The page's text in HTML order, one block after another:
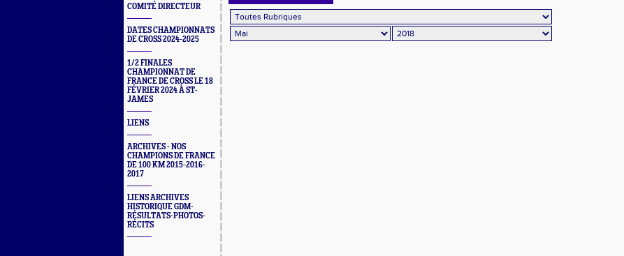
COMITÉ DIRECTEUR
DATES CHAMPIONNATS
DE CROSS 2024-2025
1/2 FINALES
CHAMPIONNAT DE
FRANCE DE CROSS LE 18
FÉVRIER 2024 À ST-
JAMES
LIENS
ARCHIVES - NOS
CHAMPIONS DE FRANCE
DE 100 KM 2015-2016-
2017
LIENS ARCHIVES
HISTORIQUE GDM-
RÉSULTATS-PHOTOS-
RÉCITS